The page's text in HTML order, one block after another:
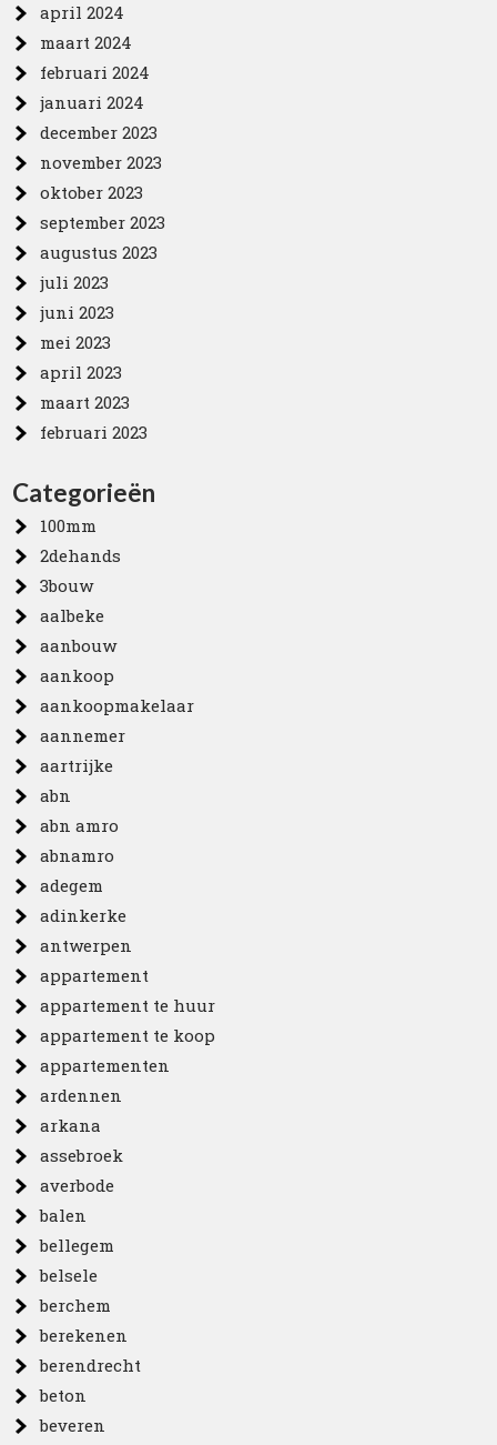
april 2024
maart 2024
februari 2024
januari 2024
december 2023
november 2023
oktober 2023
september 2023
augustus 2023
juli 2023
juni 2023
mei 2023
april 2023
maart 2023
februari 2023
Categorieën
100mm
2dehands
3bouw
aalbeke
aanbouw
aankoop
aankoopmakelaar
aannemer
aartrijke
abn
abn amro
abnamro
adegem
adinkerke
antwerpen
appartement
appartement te huur
appartement te koop
appartementen
ardennen
arkana
assebroek
averbode
balen
bellegem
belsele
berchem
berekenen
berendrecht
beton
beveren